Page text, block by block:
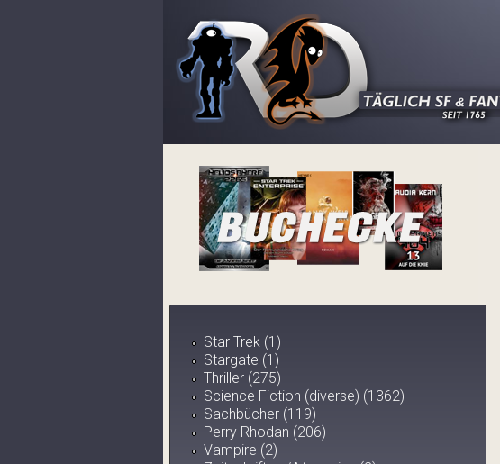
Star Trek (1)
Stargate (1)
Thriller (275)
Science Fiction (diverse) (1362)
Sachbücher (119)
Perry Rhodan (206)
Vampire (2)